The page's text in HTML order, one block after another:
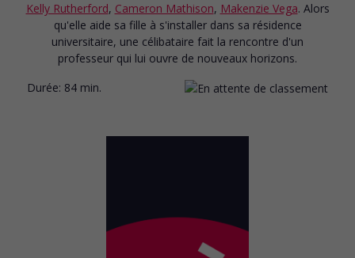
Kelly Rutherford, Cameron Mathison, Makenzie Vega. Alors
qu'elle aide sa fille à s'installer dans sa résidence
universitaire, une célibataire fait la rencontre d'un
professeur qui lui ouvre de nouveaux horizons.
Durée: 84 min.